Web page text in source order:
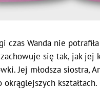
czas Wanda nie
się tak, jak jej
Jej młodsza siostra,
kształtach.